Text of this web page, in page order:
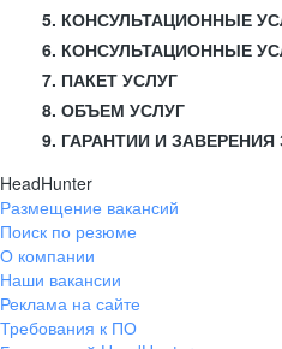
5. КОНСУЛЬТАЦИОННЫЕ
6. КОНСУЛЬТАЦИОННЫЕ
7. ПАКЕТ УСЛУГ
8. ОБЪЕМ УСЛУГ
9. ГАРАНТИИ И
HeadHunter
Размещение вакансий
Поиск по резюме
О компании
Наши вакансии
Реклама на сайте
Требования к ПО